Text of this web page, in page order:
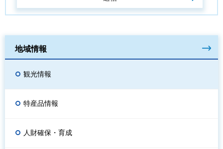
地域情報
観光情報
特産品情報
人財確保・育成